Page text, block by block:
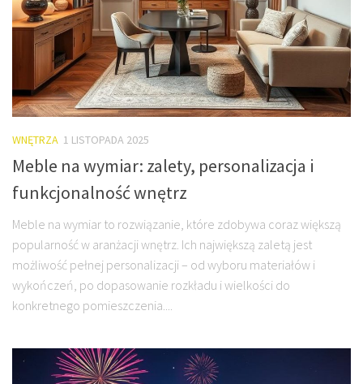
WNĘTRZA 1 LISTOPADA 2025
Meble na wymiar: zalety, personalizacja i
funkcjonalność wnętrz
Meble na wymiar to rozwiązanie, które zdobywa coraz większą
popularność w aranżacji wnętrz. Ich największą zaletą jest
możliwość pełnej personalizacji – od wyboru materiałów i
wykończeń, po dopasowanie rozkładu i wielkości do
konkretnego pomieszczenia....